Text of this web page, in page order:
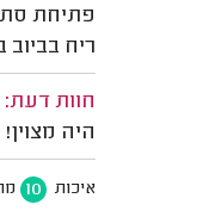
פתיחת
ריח
חוות דעת:
היה מצוין!
איכות 10